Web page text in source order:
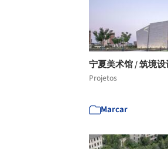
宁夏美术馆 / 筑境
Projetos
Marcar